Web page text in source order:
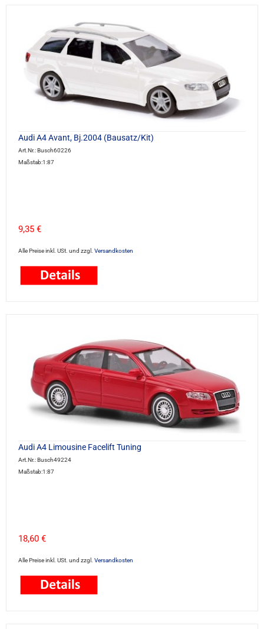
Audi A4 Avant, Bj.2004 (Bausatz/Kit)
Art.Nr.: Busch60226
Maßstab:1:87
9,35 €
Alle Preise inkl. USt. und zzgl. Versandkosten
Audi A4 Limousine Facelift Tuning
Art.Nr.: Busch49224
Maßstab:1:87
18,60 €
Alle Preise inkl. USt. und zzgl. Versandkosten